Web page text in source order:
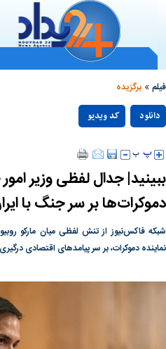
فیلم » برگزیده
کد ویدیو دانلود
ببینید| جدال لفظی وزیر
دموکرات‌ها بر سر جنگ با
شبکه فاکس‌نیوز از تنش لفظی میان مارکو
نماینده دموکرات، بر سر پیامدهای اقتصادی